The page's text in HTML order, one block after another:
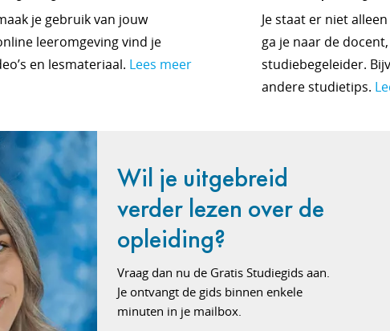
je gebruik van jouw
leeromgeving vind je
en lesmateriaal. Lees meer
Je staat er niet
ga je naar de
studiebegeleider.
andere studietips.
Wil je uitgebreid
verder lezen over de
opleiding?
Vraag dan nu de Gratis Studiegids aan.
Je ontvangt de gids binnen enkele
minuten in je mailbox.